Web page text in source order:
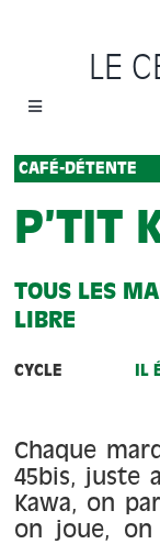
LE
Toggle
Accueil
Cycles
Programme
Location
À propos
CAFÉ-DÉTENTE
P’TIT
TOUS LES
LIBRE
CYCLE IL
Chaque
45bis, juste
Kawa, on
on joue,